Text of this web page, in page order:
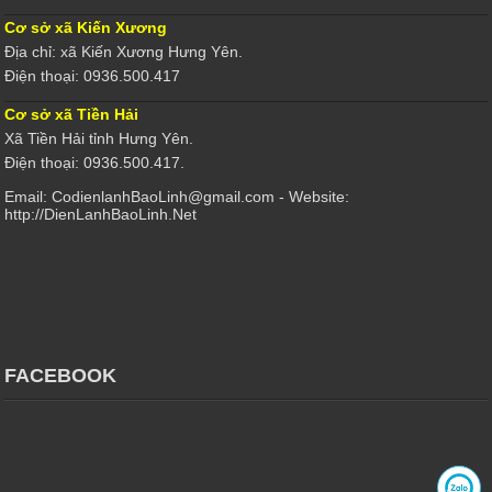
Cơ sở xã Kiến Xương
Địa chỉ: xã Kiến Xương Hưng Yên.
Điện thoại: 0936.500.417
Cơ sở xã Tiền Hải
Xã Tiền Hải tỉnh Hưng Yên.
Điện thoại: 0936.500.417.
Email: CodienlanhBaoLinh@gmail.com - Website:
http://DienLanhBaoLinh.Net
FACEBOOK